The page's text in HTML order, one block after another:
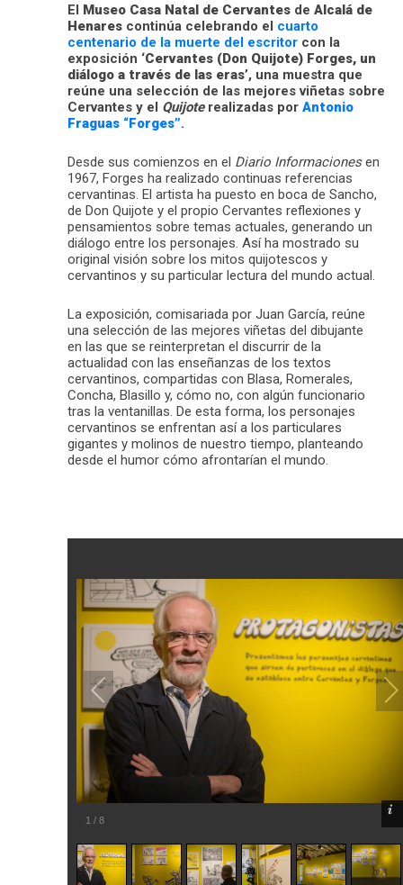
El Museo Casa Natal de Cervantes de Alcalá de
Henares continúa celebrando el cuarto
centenario de la muerte del escritor con la
exposición ‘Cervantes (Don Quijote) Forges, un
diálogo a través de las eras’, una muestra que
reúne una selección de las mejores viñetas sobre
Cervantes y el Quijoterealizadas por Antonio
Fraguas “Forges”.
Desde sus comienzos en el Diario Informacionesen
1967, Forges ha realizado continuas referencias
cervantinas. El artista ha puesto en boca de Sancho,
de Don Quijote y el propio Cervantes reflexiones y
pensamientos sobre temas actuales, generando un
diálogo entre los personajes. Así ha mostrado su
original visión sobre los mitos quijotescos y
cervantinos y su particular lectura del mundo actual.
La exposición, comisariada por Juan García, reúne
una selección de las mejores viñetas del dibujante
en las que se reinterpretan el discurrir de la
actualidad con las enseñanzas de los textos
cervantinos, compartidas con Blasa, Romerales,
Concha, Blasillo y, cómo no, con algún funcionario
tras la ventanillas. De esta forma, los personajes
cervantinos se enfrentan así a los particulares
gigantes y molinos de nuestro tiempo, planteando
desde el humor cómo afrontarían el mundo.
1 / 8